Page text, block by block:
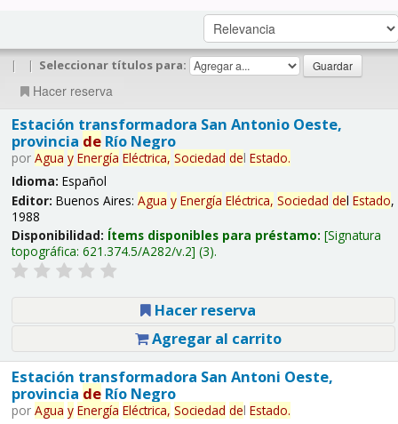
| | Seleccionar títulos para:
Hacer reserva
Estación transformadora San Antonio Oeste,
provincia deRío Negro
por Agua y Energía Eléctrica, Sociedad del Estado.
Idioma: Español
Editor: Buenos Aires: Agua y Energía Eléctrica, Sociedad del Estado,
1988
Disponibilidad: Ítems disponibles para préstamo: Signatura
topográfica: 621.374.5/A282/v.2 (3).
Hacer reserva
Agregar al carrito
Estación transformadora San Antoni Oeste,
provincia deRío Negro
por Agua y Energía Eléctrica, Sociedad del Estado.